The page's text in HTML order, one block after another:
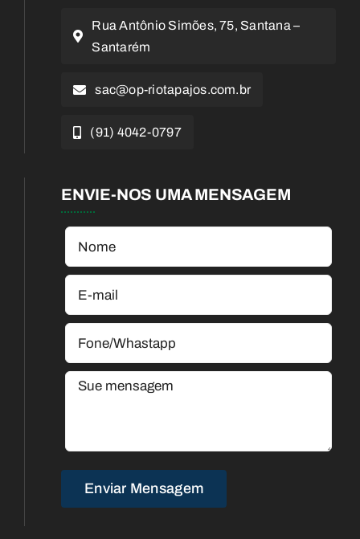
Rua Antônio Simões, 75, Santana –
Santarém
sac@op-riotapajos.com.br
(91) 4042-0797
ENVIE-NOS UMA MENSAGEM